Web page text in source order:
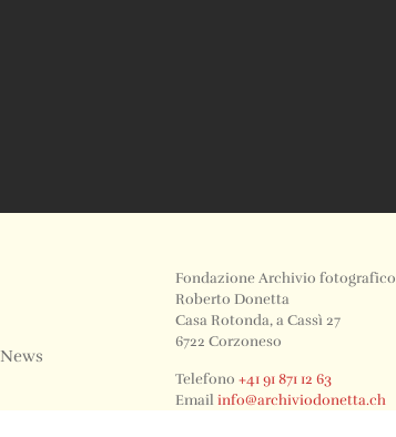
News
Fondazione Archivio fotografico
Roberto Donetta
Casa Rotonda, a Cassì 27
6722 Corzoneso
Telefono +41 91 871 12 63
Email info@archiviodonetta.ch